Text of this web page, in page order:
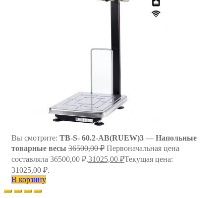
Вы смотрите: TB-S- 60.2-АB(RUEW)3 — Напольные
товарные весы 36500,00₽ Первоначальная цена
составляла 36500,00 ₽.31025,00 ₽Текущая цена:
31025,00 ₽.
В корзину